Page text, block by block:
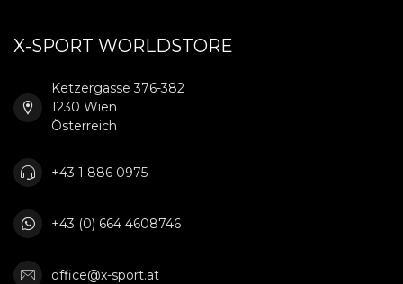
X-SPORT WORLDSTORE
Ketzergasse 376-382
1230 Wien
Österreich
+43 1 886 0975
+43 (0) 664 4608746
office@x-sport.at